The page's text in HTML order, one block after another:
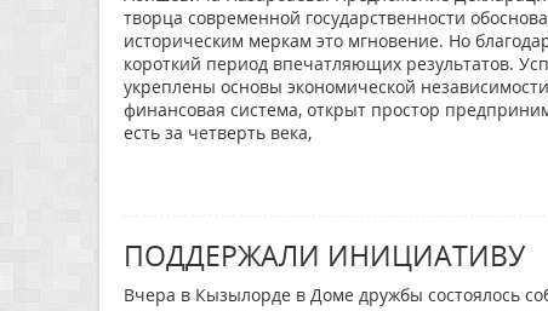
творца современной государственности
историческим меркам это мгновение. Но
короткий период впечатляющих результатов.
укреплены основы экономической
финансовая система, открыт простор
есть за четверть века,
ПОДДЕРЖАЛИ ИНИЦИАТИВУ
Вчера в Кызылорде в Доме дружбы состоялось